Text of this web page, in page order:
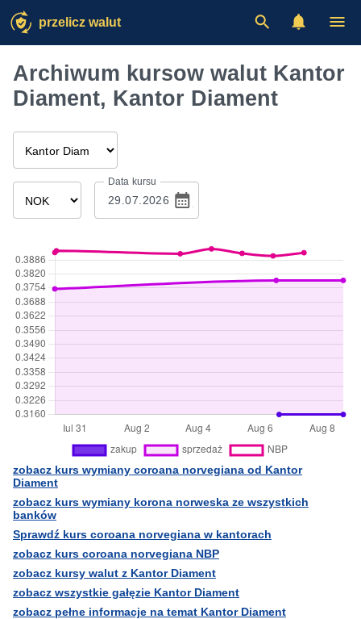
przelicz walut
Archiwum kursow walut Kantor
Diament, Kantor Diament
Data kursu
zobacz kurs wymiany coroana norvegiana od Kantor
Diament
zobacz kurs wymiany korona norweska ze wszystkich
banków
Sprawdź kurs coroana norvegiana w kantorach
zobacz kurs coroana norvegiana NBP
zobacz kursy walut z Kantor Diament
zobacz wszystkie gałęzie Kantor Diament
zobacz pełne informacje na temat Kantor Diament